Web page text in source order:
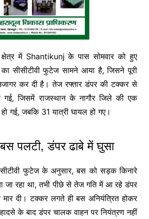
में Shantikunj के पास सोमवार को हुए
सीसीटीवी फुटेज सामने आया है, जिसने पूरी
कर दी है। तेज रफ्तार डंपर की टक्कर से
जिसमें राजस्थान के नागौर जिले की एक
हो गई, जबकि 31 यात्री घायल हो गए।
पलटी, डंपर ढाबे में घुसा
फुटेज के अनुसार, बस को सड़क किनारे
जा रहा था, तभी पीछे से तेज गति में आ रहे डंपर
दी। टक्कर लगते ही बस अनियंत्रित होकर
के बाद डंपर चालक वाहन पर नियंत्रण नहीं